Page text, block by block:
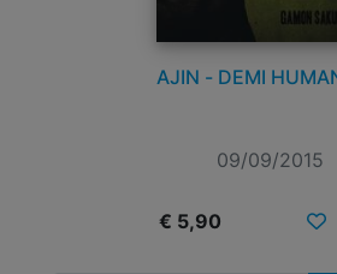
AJIN - DEMI
09/09/2015
€ 5,90